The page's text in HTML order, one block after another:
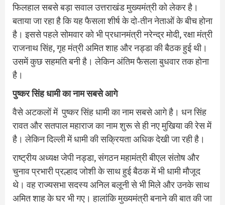
फिलहाल सबसे बड़ा सवाल उत्तराखंड मुख्यमंत्री को लेकर है।
बताया जा रहा है कि यह फैसला शीर्ष के दो-तीन नेताओं के बीच होना
है। इससे पहले सोमवार को भी प्रधानमंत्री नरेन्द्र मोदी, रक्षा मंत्री
राजनाथ सिंह, गृह मंत्री अमित शाह और नड्डा की बैठक हुई थी।
उसमें कुछ सहमति बनी है। लेकिन अंतिम फैसला बुधवार तक होना
है।
पुष्कर सिंह‍ धामी का नाम सबसे आगे
वैसे अटकलों में पुष्कर सिंह‍ धामी का नाम सबसे आगे है। धन सिंह
रावत और सतपाल महाराज का नाम शुरू से ही नए मुखिया की रेस में
है। लेकिन दिल्‍ली में धामी की सक्रियता अधिक देखी जा रही है।
राष्ट्रीय अध्यक्ष जेपी नड्डा, संगठन महामंत्री बीएल संतोष और
चुनाव प्रभारी प्रल्हाद जोशी के साथ हुई बैठक में भी धामी मौजूद
थे। वह राज्यसभा सदस्य अनिल बलूनी से भी मिले और उनके साथ
अमित शाह के घर भी गए। हालांकि मुख्यमंत्री बनाने की बात की जा